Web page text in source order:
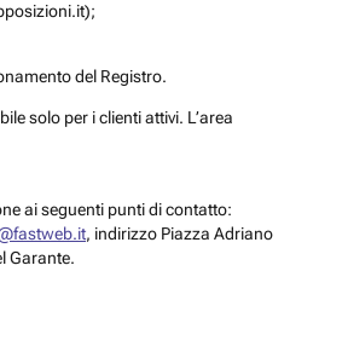
del Registro.
solo per i clienti attivi. L’area
ai seguenti punti di contatto:
, indirizzo Piazza Adriano
Garante.